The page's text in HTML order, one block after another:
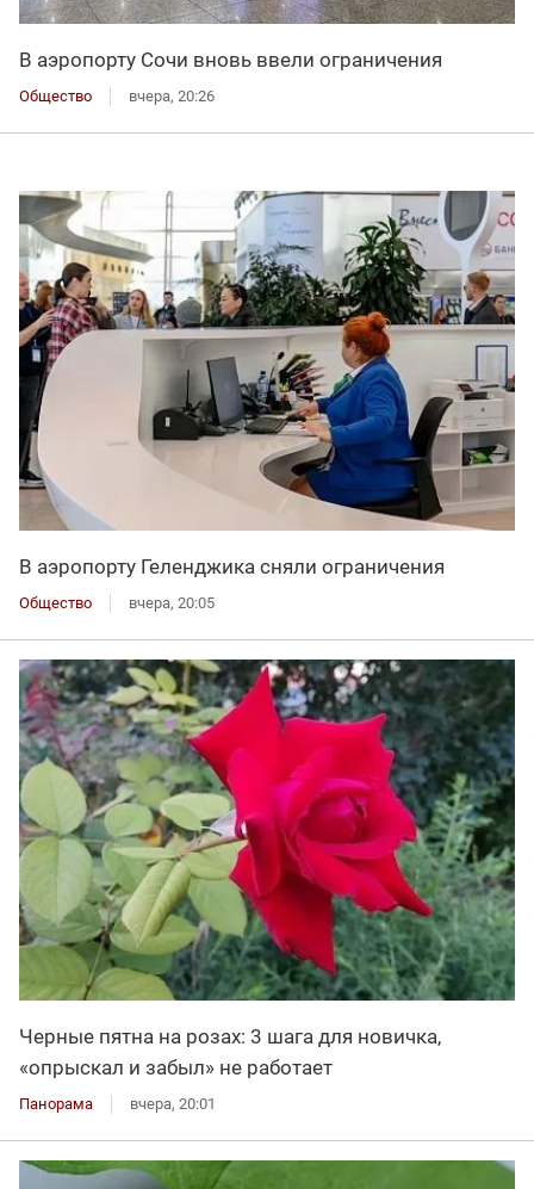
В аэропорту Сочи вновь ввели ограничения
Общество вчера, 20:26
В аэропорту Геленджика сняли ограничения
Общество вчера, 20:05
Черные пятна на розах: 3 шага для новичка,
«опрыскал и забыл» не работает
Панорама вчера, 20:01